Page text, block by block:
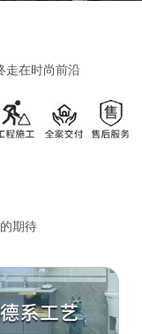
走在时尚前沿
期待